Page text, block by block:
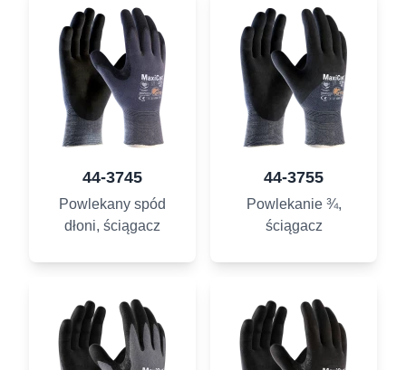
44-3745
Powlekany spód
dłoni, ściągacz
44-3755
Powlekanie ¾,
ściągacz